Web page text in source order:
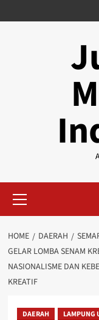
to
Menu
HOME DAERAH
GELAR LOMBA SENAM
NASIONALISME DAN
KREATIF
DAERAH LAMPUNG